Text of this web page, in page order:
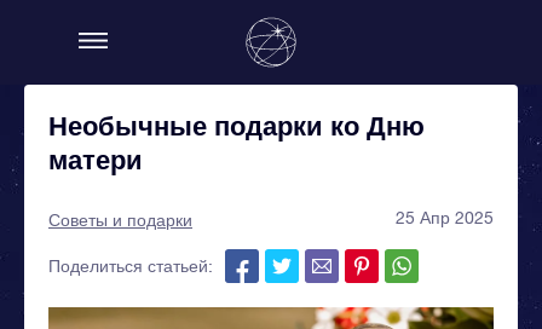
Необычные подарки ко Дню
матери
Советы и подарки 25 Апр 2025
Поделиться статьей: